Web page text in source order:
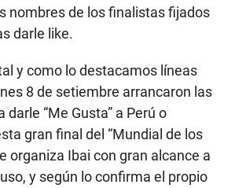
nombres de los finalistas fijados
darle like.
y como lo destacamos líneas
8 de setiembre arrancaron las
“Me Gusta” a Perú o
gran final del “Mundial de los
organiza Ibai con gran alcance a
y según lo confirma el propio